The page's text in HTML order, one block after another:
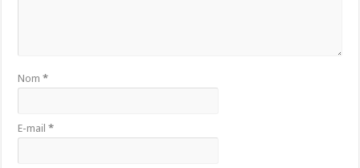
Nom*
E-mail*